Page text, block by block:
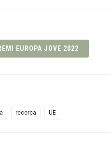
EUROPA JOVE 2022
recerca UE